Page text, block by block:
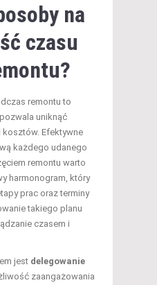
na
czasu
remontu to
uniknąć
Efektywne
każdego udanego
remontu warto
harmonogram, który
prac oraz terminy
takiego planu
czasem i
jest delegowanie
zaangażowania